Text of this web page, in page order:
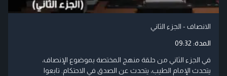
الانصاف - الجزء الثاني
المدة: 09:32
في الجزء الثاني من حلقة منهج المختصة بموضوع الإنصاف،
يتحدث الإمام الطيب، يتحدث عن الصدق في الاحتكام. تابعوا